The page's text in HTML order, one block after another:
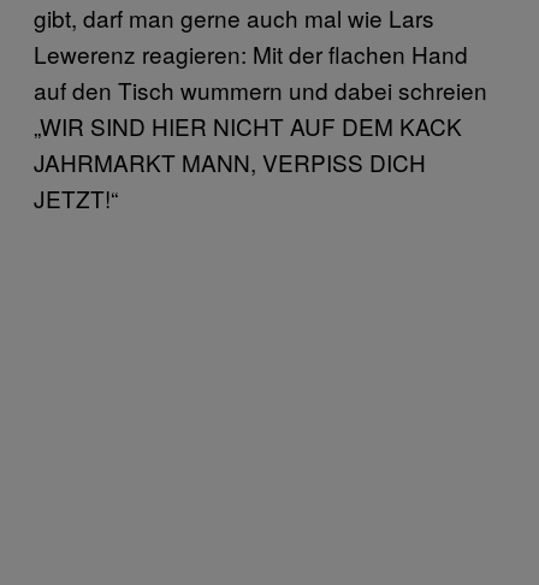
gibt, darf man gerne auch mal wie Lars
Lewerenz reagieren: Mit der flachen Hand
auf den Tisch wummern und dabei schreien
„WIR SIND HIER NICHT AUF DEM KACK
JAHRMARKT MANN, VERPISS DICH
JETZT!“